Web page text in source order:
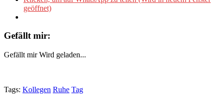
geöffnet)
Gefällt mir:
Gefällt mir Wird geladen...
Tags: Kollegen Ruhe Tag